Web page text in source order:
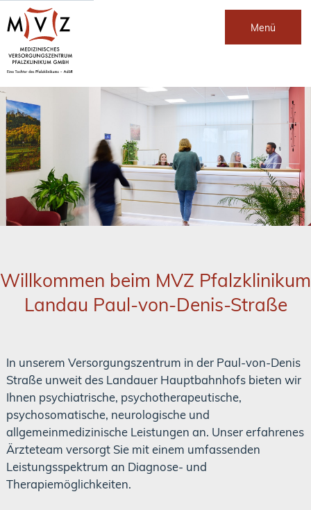
Menü
Willkommen beim MVZ Pfalzklinikum
Landau Paul-von-Denis-Straße
In unserem Versorgungszentrum in der Paul-von-Denis
Straße unweit des Landauer Hauptbahnhofs bieten wir
Ihnen psychiatrische, psychotherapeutische,
psychosomatische, neurologische und
allgemeinmedizinische Leistungen an. Unser erfahrenes
Ärzteteam versorgt Sie mit einem umfassenden
Leistungsspektrum an Diagnose- und
Therapiemöglichkeiten.